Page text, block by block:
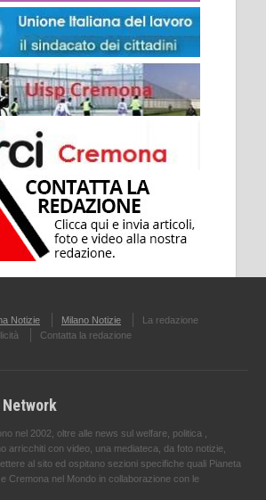
Notizie Milano Notizie
La redazione
Contatta la redazione
nel 2002, oltre alle news sul welfare, politica ,
arricchiti con video, una mediateca, da foto notizie,
al sito ed ospitano sezioni specifiche quali Pianeta
Cremona nel Mondo in collaborazione con le